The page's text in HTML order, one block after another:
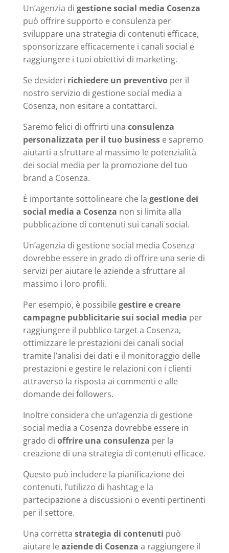
Un’agenzia di gestione social media Cosenza
può offrire supporto e consulenza per
sviluppare una strategia di contenuti efficace,
sponsorizzare efficacemente i canali social e
raggiungere i tuoi obiettivi di marketing.
Se desideri richiedere un preventivoper il
nostro servizio di gestione social media a
Cosenza, non esitare a contattarci.
Saremo felici di offrirti una consulenza
personalizzata per il tuo businesse sapremo
aiutarti a sfruttare al massimo le potenzialità
dei social media per la promozione del tuo
brand a Cosenza.
È importante sottolineare che la gestione dei
social media a Cosenza non si limita alla
pubblicazione di contenuti sui canali social.
Un’agenzia di gestione social media Cosenza
dovrebbe essere in grado di offrire una serie di
servizi per aiutare le aziende a sfruttare al
massimo i loro profili.
Per esempio, è possibilegestire e creare
campagne pubblicitarie sui social media per
raggiungere il pubblico target a Cosenza,
ottimizzare le prestazioni dei canali social
tramite l’analisi dei dati e il monitoraggio delle
prestazioni e gestire le relazioni con i clienti
attraverso la risposta ai commenti e alle
domande dei followers.
Inoltre considera che un’agenzia di gestione
social media a Cosenza dovrebbe essere in
grado di offrire una consulenza per la
creazione di una strategia di contenuti efficace.
Questo può includere la pianificazione dei
contenuti, l’utilizzo di hashtag e la
partecipazione a discussioni o eventi pertinenti
per il settore.
Una corretta strategia di contenuti può
aiutare leaziende di Cosenza a raggiungere il